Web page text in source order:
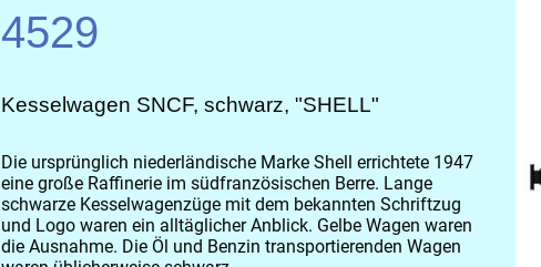
4529
Kesselwagen SNCF, schwarz, "SHELL"
Die ursprünglich niederländische Marke Shell errichtete 1947
eine große Raffinerie im südfranzösischen Berre. Lange
schwarze Kesselwagenzüge mit dem bekannten Schriftzug
und Logo waren ein alltäglicher Anblick. Gelbe Wagen waren
die Ausnahme. Die Öl und Benzin transportierenden Wagen